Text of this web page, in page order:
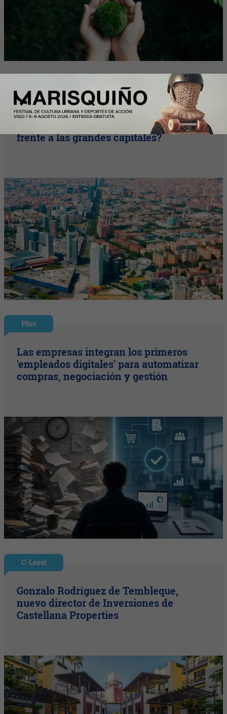
Madrid y Barcelona vs. Nueva York y
Zúrich: ¿cuánto cuesta vivir en España
frente a las grandes capitales?
Plus
Las empresas integran los primeros
'empleados digitales' para automatizar
compras, negociación y gestión
C-Level
Gonzalo Rodríguez de Tembleque,
nuevo director de Inversiones de
Castellana Properties